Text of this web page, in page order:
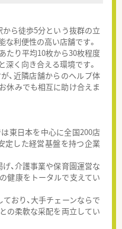
ら徒歩5分という抜群の立
な利便性の高い店舗です。
たり平均10枚から30枚程度
深く向き合える環境です。
、近隣店舗からのヘルプ体
休みでも相互に助け合えま
東日本を中心に全国200店
定した経営基盤を持つ企業
、介護事業や保育園運営な
健康をトータルで支えてい
おり、大手チェーンならで
の柔軟な采配を両立してい